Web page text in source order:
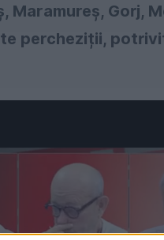
Maramureș, Gorj,
percheziții,